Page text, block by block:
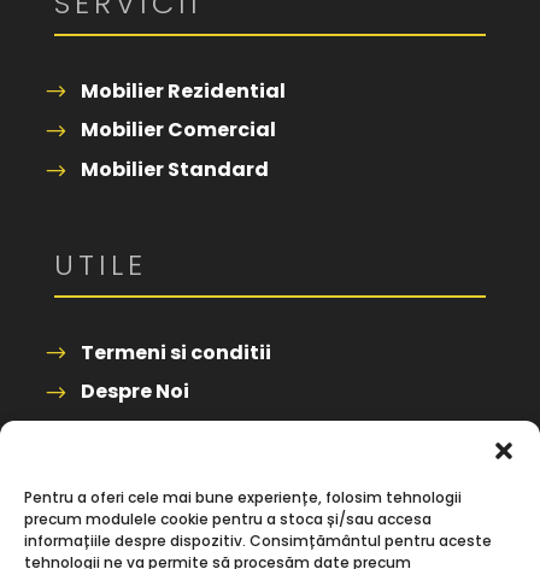
Pentru a oferi cele mai bune experiențe, folosim tehnologii
precum modulele cookie pentru a stoca și/sau accesa
informațiile despre dispozitiv. Consimțământul pentru aceste
tehnologii ne va permite să procesăm date precum
Mobilier Rezidential
Mobilier Comercial
Mobilier Standard
UTILE
Termeni si conditii
Despre Noi